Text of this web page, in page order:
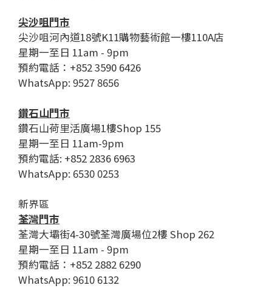
尖沙咀門市
尖沙咀河內道18號K11購物藝術館一樓110A店
星期一至日 11am - 9pm
預約電話：+852 3590 6426
WhatsApp: 9527 8656
鑽石山門市
鑽石山荷里活廣場1樓Shop 155
星期一至日 11am-9pm
預約電話: +852 2836 6963
WhatsApp: 6530 0253
新界區
荃灣門市
荃灣大壩街4-30號荃灣廣場位2樓 Shop 262
星期一至日 11am - 9pm
預約電話：+852 2882 6290
WhatsApp: 9610 6132